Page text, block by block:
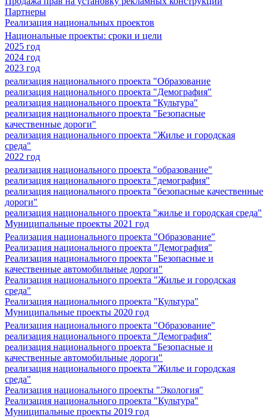
Партнеры
Реализация национальных проектов
Национальные проекты: сроки и цели
2025 год
2024 год
2023 год
реализация национального проекта "Образование
реализация национального проекта "Демография"
реализация национального проекта "Культура"
реализация национального проекта "Безопасные
качественные дороги"
реализация национального проекта "Жилье и городская
среда"
2022 год
реализация национального проекта "образование"
реализация национального проекта "демография"
реализация национального проекта "безопасные качественные
дороги"
реализация национального проекта "жилье и городская среда"
Муниципальные проекты 2021 год
Реализация национального проекта "Образование"
Реализация национального проекта "Демография"
Реализация национального проекта "Безопасные и
качественные автомобильные дороги"
Реализация национального проекта "Жилье и городская
среда"
Реализация национального проекта "Культура"
Муниципальные проекты 2020 год
Реализация национального проекта "Образование"
реализация национального проекта "Демография"
реализация национального проекта "Безопасные и
качественные автомобильные дороги"
реализация национального проекта "Жилье и городская
среда"
Реализация национального проекты "Экология"
Реализация национального проекта "Культура"
Муниципальные проекты 2019 год